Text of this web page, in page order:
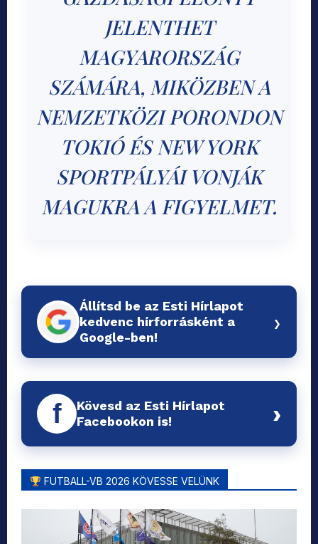
JELENTHET
MAGYARORSZÁG
SZÁMÁRA, MIKÖZBEN A
NEMZETKÖZI PORONDON
TOKIÓ ÉS NEW YORK
SPORTPÁLYÁI VONJÁK
MAGUKRA A FIGYELMET.
Állítsd be az Esti Hírlapot
kedvenc hírforrásként a
Google-ben!
›
f
Kövesd az Esti Hírlapot
Facebookon is!
›
FUTBALL-VB 2026 KÖVESSE VELÜNK